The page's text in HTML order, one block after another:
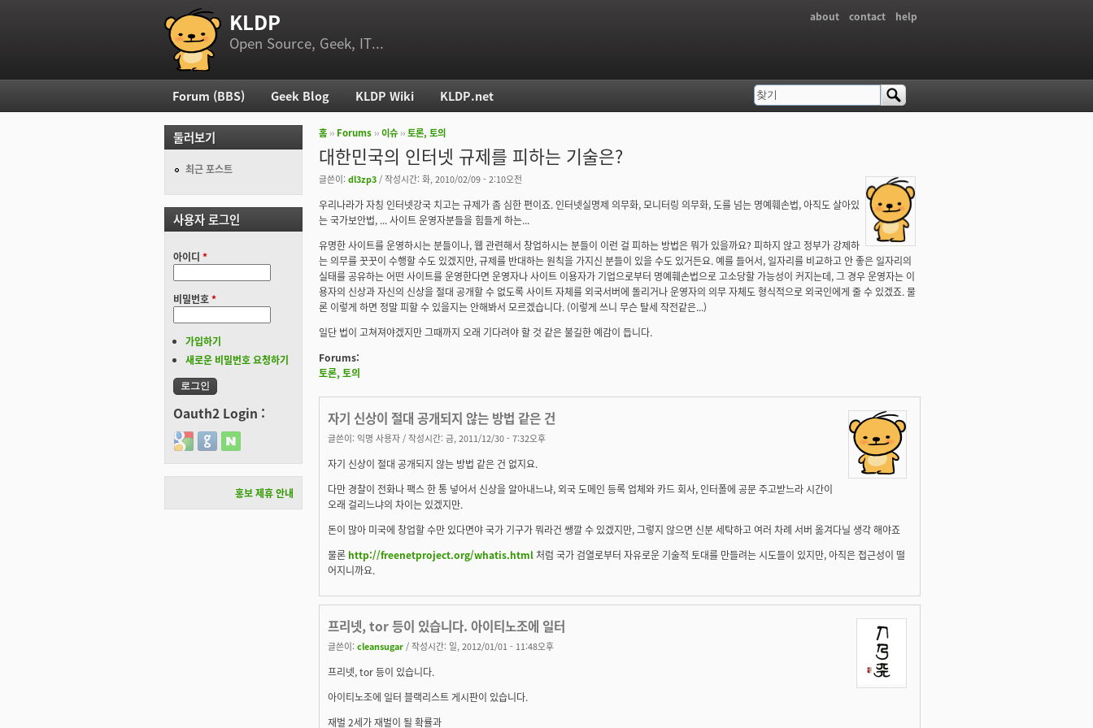
부 메뉴
about contact help
KLDP
Open Source, Geek, IT...
현재 위치
홈 ›› Forums ››이슈 ››토론, 토의
대한민국의 인터넷 규제를 피하는 기술은?
글쓴이: dl3zp3 / 작성시간: 화, 2010/02/09 - 2:10오전
우리나라가 자칭 인터넷강국 치고는 규제가 좀 심한 편이죠. 인터넷실명제 의무화, 모니터링 의무화, 도를 넘는 명예훼손법, 아직도 살아있
는 국가보안법, ... 사이트 운영자분들을 힘들게 하는...
유명한 사이트를 운영하시는 분들이나, 웹 관련해서 창업하시는 분들이 이런 걸 피하는 방법은 뭐가 있을까요? 피하지 않고 정부가 강제하
는 의무를 꿋꿋이 수행할 수도 있겠지만, 규제를 반대하는 원칙을 가지신 분들이 있을 수도 있거든요. 예를 들어서, 일자리를 비교하고 안 좋은 일자리의
실태를 공유하는 어떤 사이트를 운영한다면 운영자나 사이트 이용자가 기업으로부터 명예훼손법으로 고소당할 가능성이 커지는데, 그 경우 운영자는 이
용자의 신상과 자신의 신상을 절대 공개할 수 없도록 사이트 자체를 외국서버에 돌리거나 운영자의 의무 자체도 형식적으로 외국인에게 줄 수 있겠죠. 물
론 이렇게 하면 정말 피할 수 있을지는 안해봐서 모르겠습니다. (이렇게 쓰니 무슨 탈세 작전같은...)
일단 법이 고쳐져야겠지만 그때까지 오래 기다려야 할 것 같은 불길한 예감이 듭니다.
Forums:
토론, 토의
자기 신상이 절대 공개되지 않는 방법 같은 건
글쓴이: 익명 사용자 / 작성시간: 금, 2011/12/30 - 7:32오후
자기 신상이 절대 공개되지 않는 방법 같은 건 없지요.
다만 경찰이 전화나 팩스 한 통 넣어서 신상을 알아내느냐, 외국 도메인 등록 업체와 카드 회사, 인터폴에 공문 주고받느라 시간이
오래 걸리느냐의 차이는 있겠지만.
돈이 많아 미국에 창업할 수만 있다면야 국가 기구가 뭐라건 쌩깔 수 있겠지만, 그렇지 않으면 신분 세탁하고 여러 차례 서버 옮겨다닐 생각 해야죠
물론 http://freenetproject.org/whatis.html 처럼 국가 검열로부터 자유로운 기술적 토대를 만들려는 시도들이 있지만, 아직은 접근성이 떨
어지니까요.
프리넷, tor 등이 있습니다. 아이티노조에 일터
글쓴이: cleansugar / 작성시간: 일, 2012/01/01 - 11:48오후
프리넷, tor 등이 있습니다.
아이티노조에 일터 블랙리스트 게시판이 있습니다.
재벌 2세가 재벌이 될 확률과
주 메뉴
Forum (BBS) Geek Blog KLDP Wiki KLDP.net 검색 폼
찾기
둘러보기
최근 포스트
사용자 로그인
아이디 *
비밀번호*
가입하기
새로운 비밀번호 요청하기
Oauth2 Login :
Login with Google
Login with GitHub
Login with Naver
홍보 제휴 안내